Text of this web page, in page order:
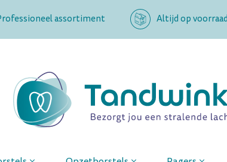
assortiment Altijd op voorraad